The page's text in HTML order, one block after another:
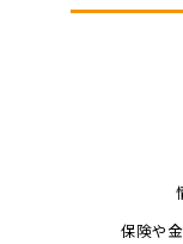
保険や